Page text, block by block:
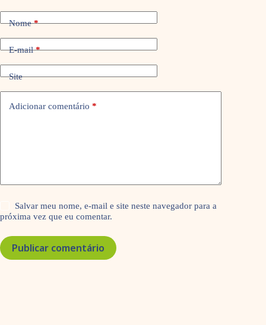
Nome*
E-mail*
Site
Adicionar comentário *
Salvar meu nome, e-mail e site neste navegador para a
próxima vez que eu comentar.
Publicar comentário